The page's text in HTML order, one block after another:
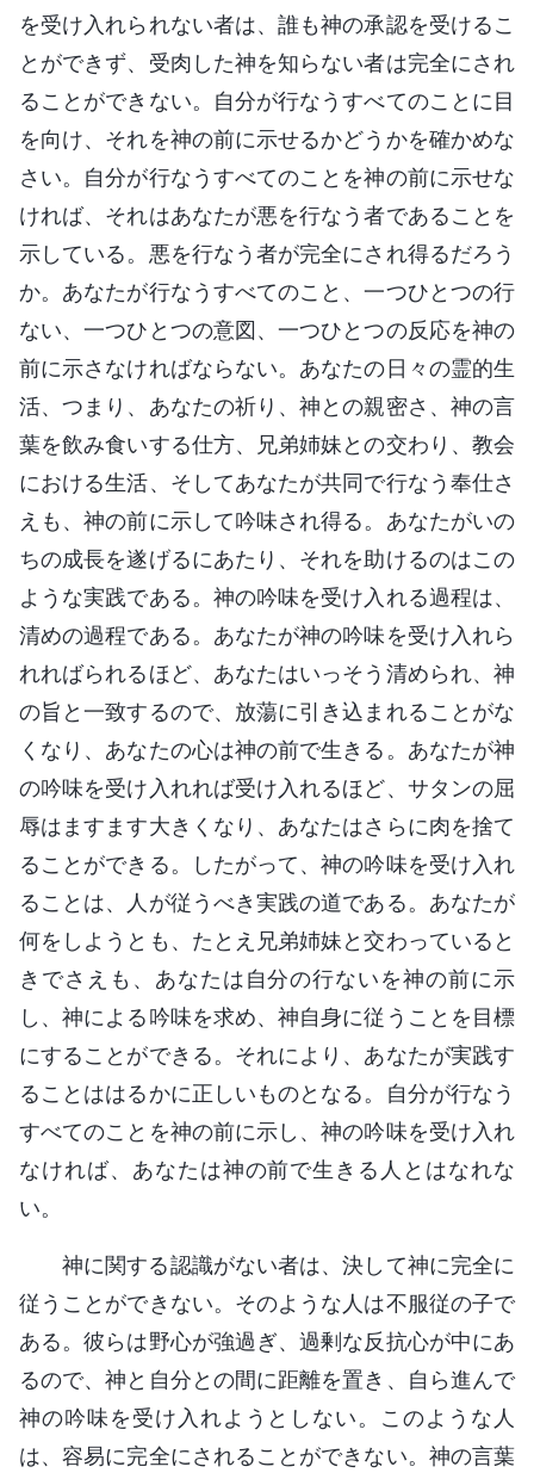
を受け入れられない者は、誰も神の承認を受けるこ
とができず、受肉した神を知らない者は完全にされ
ることができない。自分が行なうすべてのことに目
を向け、それを神の前に示せるかどうかを確かめな
さい。自分が行なうすべてのことを神の前に示せな
ければ、それはあなたが悪を行なう者であることを
示している。悪を行なう者が完全にされ得るだろう
か。あなたが行なうすべてのこと、一つひとつの行
ない、一つひとつの意図、一つひとつの反応を神の
前に示さなければならない。あなたの日々の霊的生
活、つまり、あなたの祈り、神との親密さ、神の言
葉を飲み食いする仕方、兄弟姉妹との交わり、教会
における生活、そしてあなたが共同で行なう奉仕さ
えも、神の前に示して吟味され得る。あなたがいの
ちの成長を遂げるにあたり、それを助けるのはこの
ような実践である。神の吟味を受け入れる過程は、
清めの過程である。あなたが神の吟味を受け入れら
れればられるほど、あなたはいっそう清められ、神
の旨と一致するので、放蕩に引き込まれることがな
くなり、あなたの心は神の前で生きる。あなたが神
の吟味を受け入れれば受け入れるほど、サタンの屈
辱はますます大きくなり、あなたはさらに肉を捨て
ることができる。したがって、神の吟味を受け入れ
ることは、人が従うべき実践の道である。あなたが
何をしようとも、たとえ兄弟姉妹と交わっていると
きでさえも、あなたは自分の行ないを神の前に示
し、神による吟味を求め、神自身に従うことを目標
にすることができる。それにより、あなたが実践す
ることははるかに正しいものとなる。自分が行なう
すべてのことを神の前に示し、神の吟味を受け入れ
なければ、あなたは神の前で生きる人とはなれな
い。
神に関する認識がない者は、決して神に完全に
従うことができない。そのような人は不服従の子で
ある。彼らは野心が強過ぎ、過剰な反抗心が中にあ
るので、神と自分との間に距離を置き、自ら進んで
神の吟味を受け入れようとしない。このような人
は、容易に完全にされることができない。神の言葉